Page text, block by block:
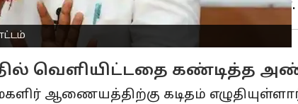
வெளியிட்டதை கண்டித்த
ஆணையத்திற்கு கடிதம்